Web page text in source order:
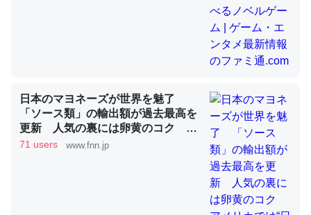
利だから両方が拮抗してるのでは」とあって面白い。海に
いる鋏角類（カブトガニ・ウミグモ）はカルシウムを使わ
ずキチンを強化してる筈だが、酵素が違うのか？
─ニュース :: 【研究発表】昆虫学の大問題＝「昆虫はなぜ海にいな
これを元に考えるとカルシウムを大量に使う脊椎動物と貝
類は苦労してるんだな…。腹足類だと殻を無くしてナメク
日本のマヨネーズが世界を魅了
「ソース類」の輸出額が過去最高を
更新 人気の裏には卵黄のコク ア
メリカでは“日本風”が誕生｜FNNプ
71 users www.fnn.jp